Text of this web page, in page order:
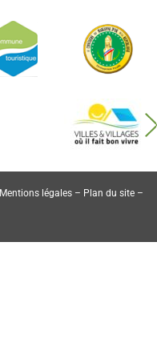
Mentions légales – Plan du site –